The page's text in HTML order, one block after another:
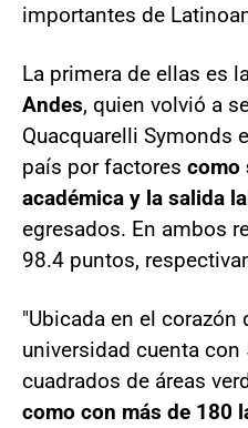
importantes de
La primera de ellas es
Andes, quien volvió a
Quacquarelli Symonds
país por factores como
académica y la salida
egresados. En ambos
98.4 puntos,
"Ubicada en el corazón
universidad cuenta
cuadrados de áreas
como con más de 180